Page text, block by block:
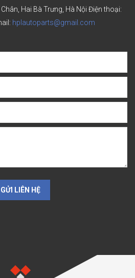
Hai Bà Trưng, Hà Nội Điện thoại:
hplautoparts@gmail.com
GỬI LIÊN HỆ